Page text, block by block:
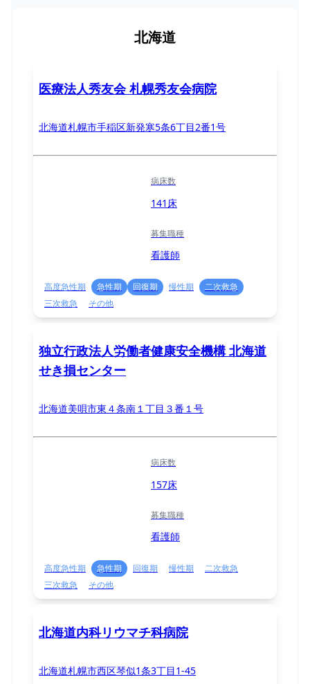
北海道
医療法人秀友会 札幌秀友会病院
北海道札幌市手稲区新発寒5条6丁目2番1号
病床数
141床
募集職種
看護師
高度急性期 急性期 回復期 慢性期
二次救急
三次救急
その他
独立行政法人労働者健康安全機構 北海道
せき損センター
北海道美唄市東４条南１丁目３番１号
病床数
157床
募集職種
看護師
高度急性期 急性期 回復期 慢性期
二次救急
三次救急
その他
北海道内科リウマチ科病院
北海道札幌市西区琴似1条3丁目1-45